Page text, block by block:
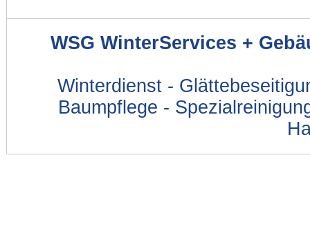
WSG WinterServices +
Winterdienst -
Baumpflege -